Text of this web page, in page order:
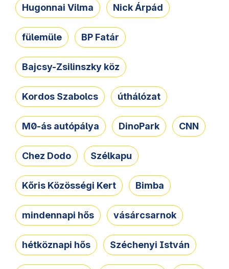
Hugonnai Vilma Nick Árpád
fülemüle BP Fatár
Bajcsy-Zsilinszky köz
Kordos Szabolcs úthálózat
M0-ás autópálya DinoPark CNN
Chez Dodo Szélkapu
Kőris Közösségi Kert Bimba
mindennapi hős vásárcsarnok
hétköznapi hős Széchenyi István